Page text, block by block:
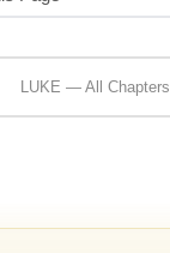
LUKE — All Chapters